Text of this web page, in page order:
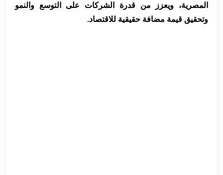
المصرية، ويعزز من قدرة الشركات على التوسع والنمو
وتحقيق قيمة مضافة حقيقية للاقتصاد.